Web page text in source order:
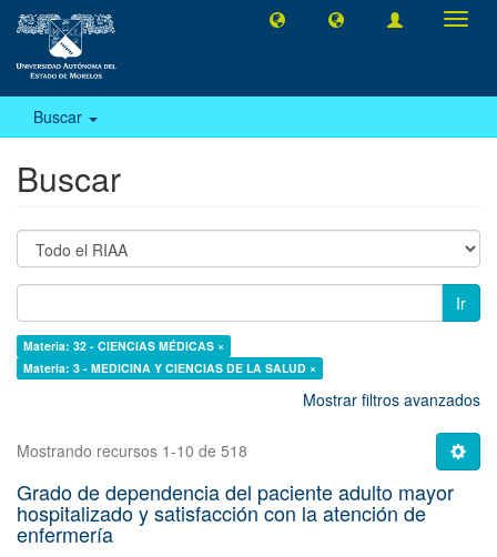
Buscar
Buscar
Ir
Materia: 32 - CIENCIAS MÉDICAS ×
Materia: 3 - MEDICINA Y CIENCIAS DE LA SALUD ×
Mostrar filtros avanzados
Mostrando recursos 1-10 de 518
Grado de dependencia del paciente adulto mayor
hospitalizado y satisfacción con la atención de
enfermería